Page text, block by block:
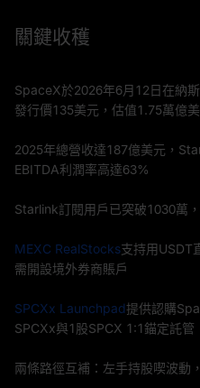
關鍵收穫
SpaceX於2026年6月12日在納
發行價135美元，估值1.75萬億
2025年總營收達187億美元，
EBITDA利潤率高達63%
Starlink訂閱用戶已突破1030萬
MEXC RealStocks支持用USDT
需開設境外券商賬戶
SPCXx Launchpad提供認購
SPCXx與1股SPCX 1:1錨定託管
兩條路徑互補：左手持股喫波動